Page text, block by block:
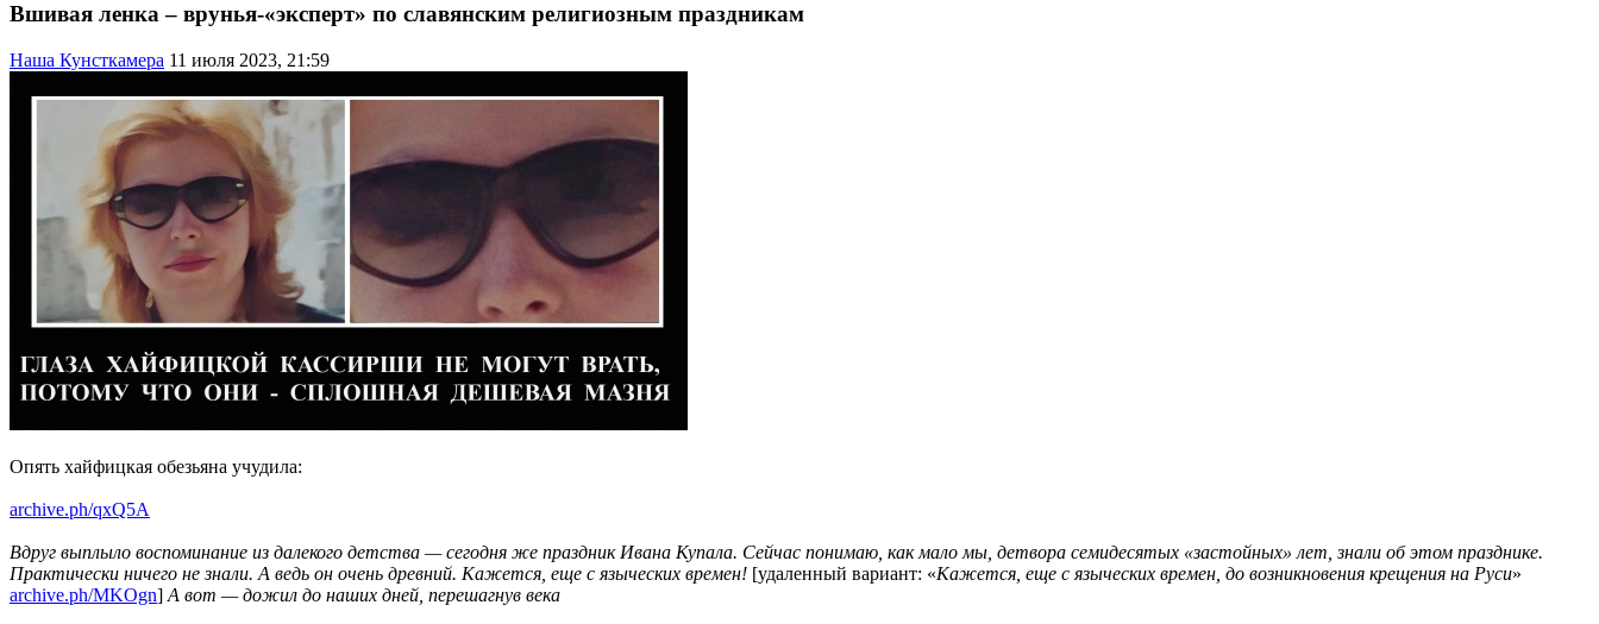
Вшивая ленка – врунья-«эксперт» по славянским религиозным праздникам
Наша Кунсткамера 11 июля 2023, 21:59
Опять хайфицкая обезьяна учудила:
archive.ph/qxQ5A
Вдруг выплыло воспоминание из далекого детства — сегодня же праздник Ивана Купала. Сейчас понимаю, как мало мы, детвора семидесятых «застойных» лет, знали об этом празднике.
Практически ничего не знали. А ведь он очень древний. Кажется, еще с языческих времен! [удаленный вариант: «Кажется, еще с языческих времен, до возникновения крещения на Руси»
archive.ph/MKOgn] А вот — дожил до наших дней, перешагнув века